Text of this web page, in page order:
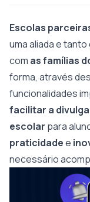
Escolas
uma aliada e
com as famílias
forma, através
funcionalidades
facilitar a
escolar para
praticidadee
necessário